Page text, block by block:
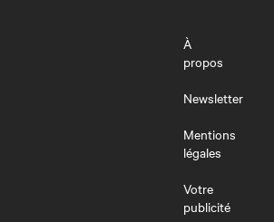
À
propos
Newsletter
Mentions
légales
Votre
publicité